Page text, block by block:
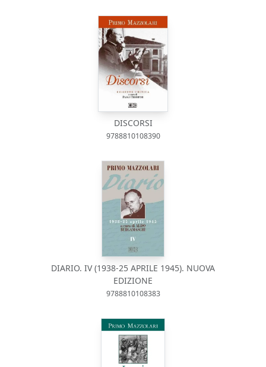
DISCORSI
9788810108390
DIARIO. IV (1938-25 APRILE 1945). NUOVA
EDIZIONE
9788810108383